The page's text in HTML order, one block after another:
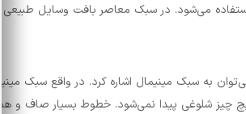
می‌شود. در سبک معاصر بافت وسایل طبیعی
به سبک مینیمال اشاره کرد. در واقع سبک
چیز شلوغی پیدا نمی‌شود‌. خطوط بسیار صاف و